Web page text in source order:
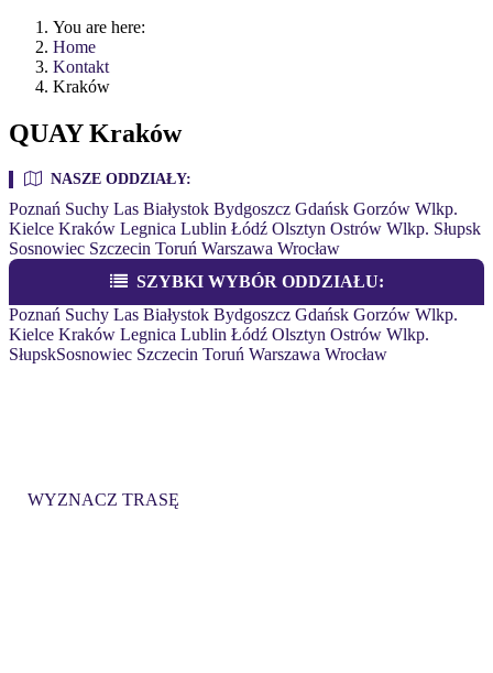
You are here:
Home
Kontakt
Kraków
QUAY Kraków
NASZE ODDZIAŁY:
Poznań Suchy Las Białystok Bydgoszcz Gdańsk Gorzów Wlkp.
Kielce Kraków Legnica Lublin Łódź Olsztyn Ostrów Wlkp. Słupsk
Sosnowiec Szczecin Toruń Warszawa Wrocław
SZYBKI WYBÓR ODDZIAŁU:
Poznań Suchy Las Białystok Bydgoszcz Gdańsk Gorzów Wlkp.
Kielce Kraków Legnica Lublin Łódź Olsztyn Ostrów Wlkp.
SłupskSosnowiec Szczecin Toruń Warszawa Wrocław
WYZNACZ TRASĘ